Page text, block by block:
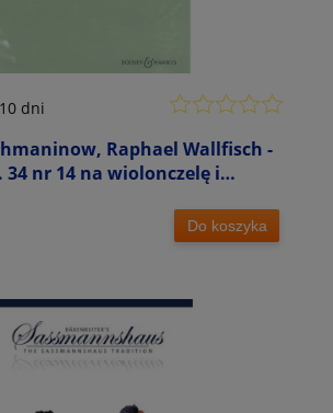
Raphael Wallfisch -
34 nr 14 na wiolonczelę i
dni
Do koszyka